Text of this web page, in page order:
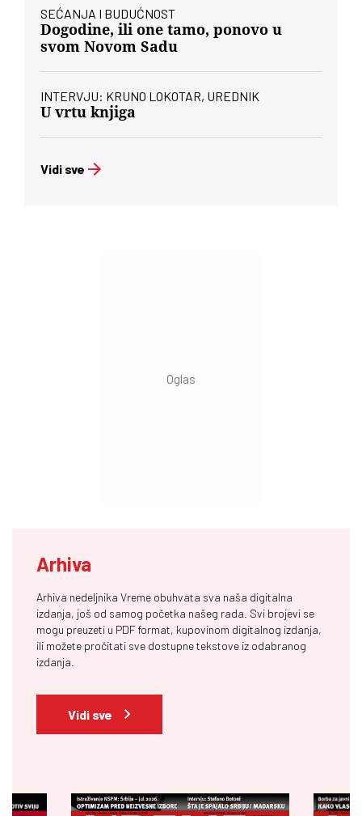
SEĆANJA I BUDUĆNOST
Dogodine, ili one tamo, ponovo u
svom Novom Sadu
INTERVJU: KRUNO LOKOTAR, UREDNIK
U vrtu knjiga
Vidi sve
Arhiva
Arhiva nedeljnika Vreme obuhvata sva naša digitalna
izdanja, još od samog početka našeg rada. Svi brojevi se
mogu preuzeti u PDF format, kupovinom digitalnog izdanja,
ili možete pročitati sve dostupne tekstove iz odabranog
izdanja.
Vidi sve